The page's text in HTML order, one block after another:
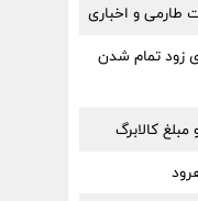
و اخباری
زود تمام شدن